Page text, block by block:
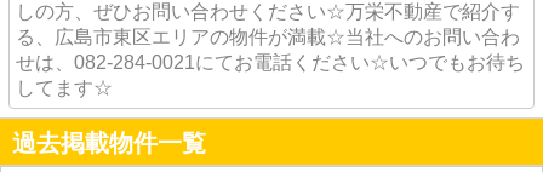
しの方、ぜひお問い合わせください☆万栄不動産で紹介す
る、広島市東区エリアの物件が満載☆当社へのお問い合わ
せは、082-284-0021にてお電話ください☆いつでもお待ち
してます☆
過去掲載物件一覧